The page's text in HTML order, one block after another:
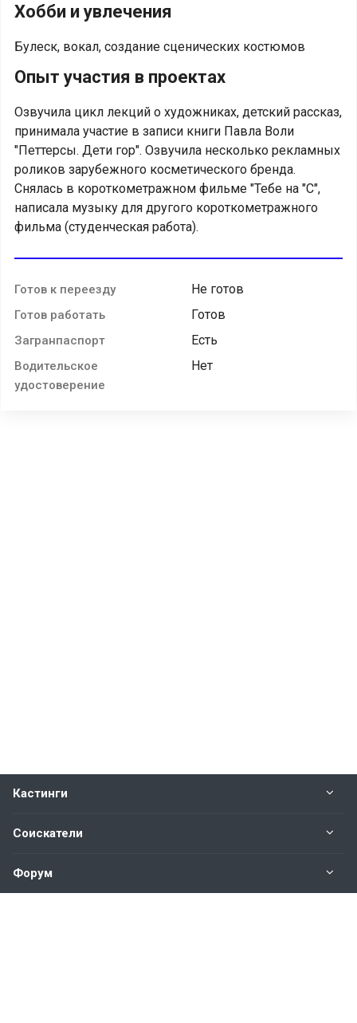
Хобби и увлечения
Булеск, вокал, создание сценических костюмов
Опыт участия в проектах
Озвучила цикл лекций о художниках, детский рассказ,
принимала участие в записи книги Павла Воли
"Петтерсы. Дети гор". Озвучила несколько рекламных
роликов зарубежного косметического бренда.
Снялась в короткометражном фильме "Тебе на "С",
написала музыку для другого короткометражного
фильма (студенческая работа).
Готов к переезду Не готов
Готов работать Готов
Загранпаспорт Есть
Водительское
удостоверение
Нет
Кастинги
Соискатели
Форум